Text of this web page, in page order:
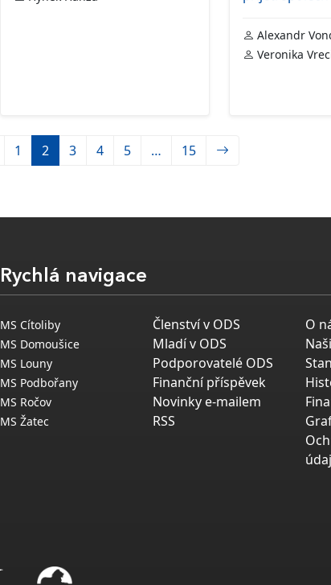
Alexandr
Veronika
1 2 3 4 5 … 15
Rychlá navigace
MS Cítoliby
MS Domoušice
MS Louny
MS Podbořany
MS Ročov
MS Žatec
Členství v ODS
Mladí v ODS
Podporovatelé ODS
Finanční příspěvek
Novinky e-mailem
RSS
O